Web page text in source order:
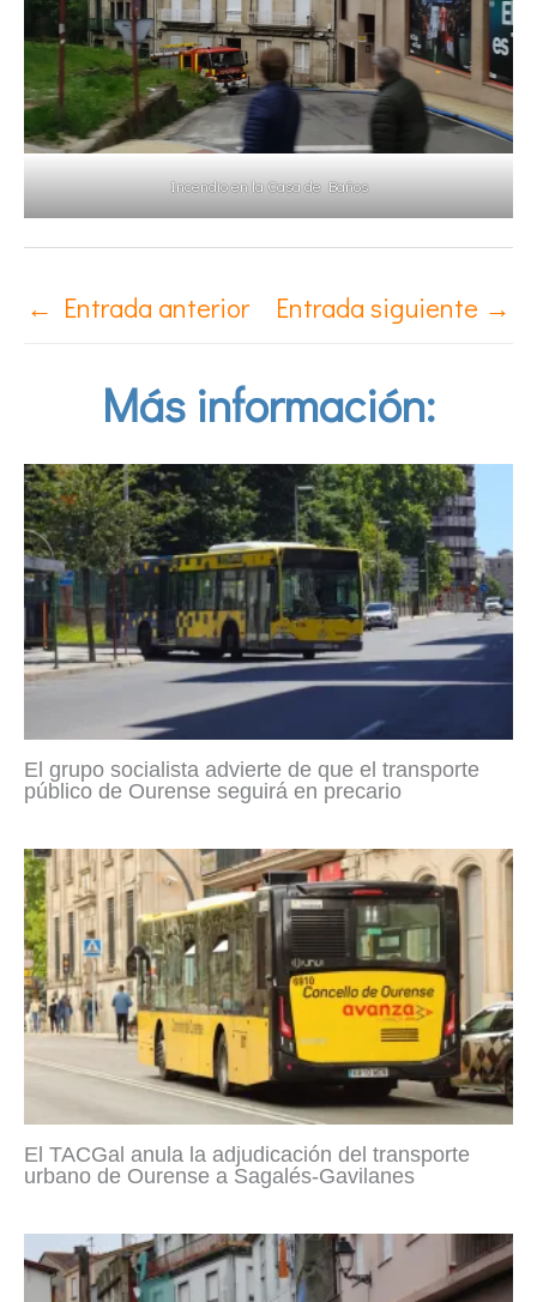
Incendio en la Casa de Baños
← Entrada anterior Entrada siguiente →
Más información:
El grupo socialista advierte de que el transporte
público de Ourense seguirá en precario
El TACGal anula la adjudicación del transporte
urbano de Ourense a Sagalés-Gavilanes